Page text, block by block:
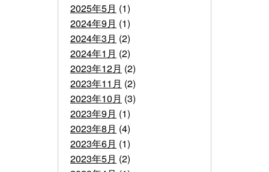
2025年5月 (1)
2024年9月 (1)
2024年3月 (2)
2024年1月 (2)
2023年12月 (2)
2023年11月 (2)
2023年10月 (3)
2023年9月 (1)
2023年8月 (4)
2023年6月 (1)
2023年5月 (2)